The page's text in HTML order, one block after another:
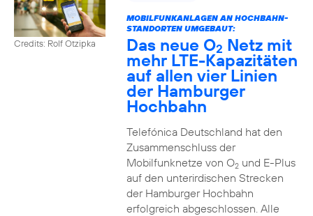
Credits: Rolf Otzipka
MOBILFUNKANLAGEN AN HOCHBAHN-
STANDORTEN UMGEBAUT:
Das neue O2 Netz mit
mehr LTE-Kapazitäten
auf allen vier Linien
der Hamburger
Hochbahn
Telefónica Deutschland hat den
Zusammenschluss der
Mobilfunknetze von O2und E-Plus
auf den unterirdischen Strecken
der Hamburger Hochbahn
erfolgreich abgeschlossen. Alle